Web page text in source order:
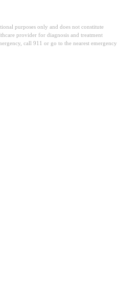
purposes only and does not constitute
provider for diagnosis and treatment
call 911 or go to the nearest emergency